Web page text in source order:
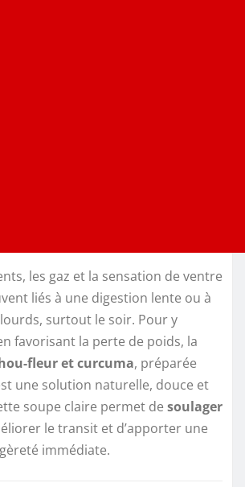
les gaz et la sensation de ventre
liés à une digestion lente ou à
surtout le soir. Pour y
favorisant la perte de poids, la
fleur et curcuma, préparée
une solution naturelle, douce et
soupe claire permet de soulager
le transit et d’apporter une
immédiate.